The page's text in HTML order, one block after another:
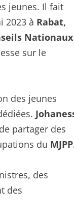
jeunes. Il fait
2023 à Rabat,
Nationaux
sur le
des jeunes
partager des
du
des
des